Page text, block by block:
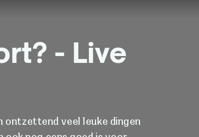
- Live
ontzettend veel leuke dingen